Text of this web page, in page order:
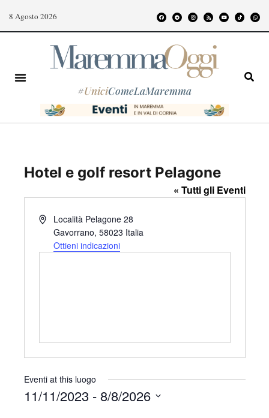
8 Agosto 2026
#UniciComeLaMaremma
Hotel e golf resort Pelagone
« Tutti gli Eventi
I
Località Pelagone 28
Gavorrano, 58023 Italia
Ottieni indicazioni
Eventi at this luogo
11/11/2023 - 8/8/2026